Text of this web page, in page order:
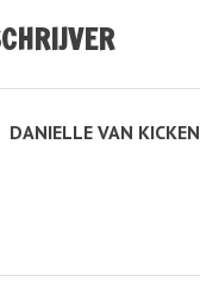
DANIELLE VAN KICKEN